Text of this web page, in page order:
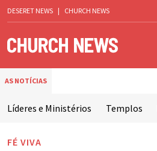
DESERET NEWS | CHURCH NEWS
AS NOTÍCIAS
Líderes e Ministérios Templos
FÉ VIVA